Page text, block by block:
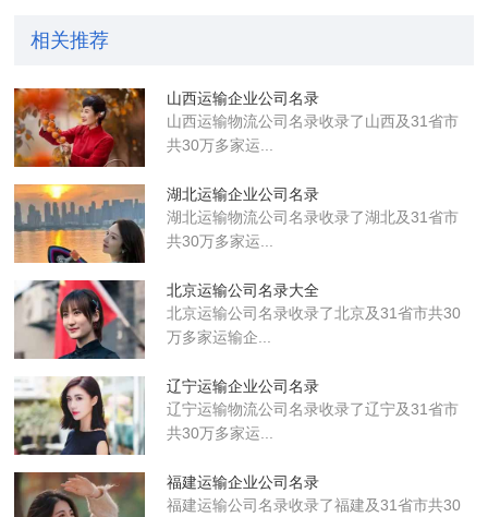
相关推荐
山西运输企业公司名录
山西运输物流公司名录收录了山西及31省市
共30万多家运...
湖北运输企业公司名录
湖北运输物流公司名录收录了湖北及31省市
共30万多家运...
北京运输公司名录大全
北京运输公司名录收录了北京及31省市共30
万多家运输企...
辽宁运输企业公司名录
辽宁运输物流公司名录收录了辽宁及31省市
共30万多家运...
福建运输企业公司名录
福建运输公司名录收录了福建及31省市共30